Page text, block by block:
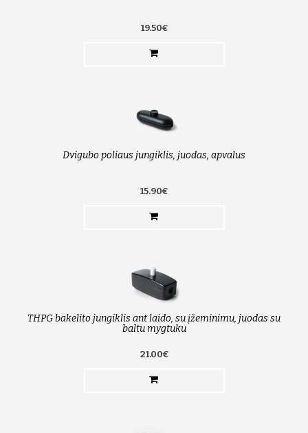
19.50€
Dvigubo poliaus jungiklis, juodas, apvalus
15.90€
THPG bakelito jungiklis ant laido, su įžeminimu, juodas su
baltu mygtuku
21.00€